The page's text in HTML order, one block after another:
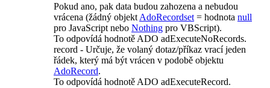
Pokud ano, pak data budou zahozena a nebudou
vrácena (žádný objekt AdoRecordset = hodnota null
pro JavaScript nebo Nothing pro VBScript).
To odpovídá hodnotě ADO adExecuteNoRecords.
record - Určuje, že volaný dotaz/příkaz vrací jeden
řádek, který má být vrácen v podobě objektu
AdoRecord.
To odpovídá hodnotě ADO adExecuteRecord.